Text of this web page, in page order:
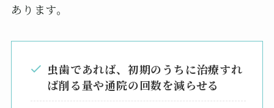
あります。
虫歯であれば、初期のうちに治療すれ
ば削る量や通院の回数を減らせる